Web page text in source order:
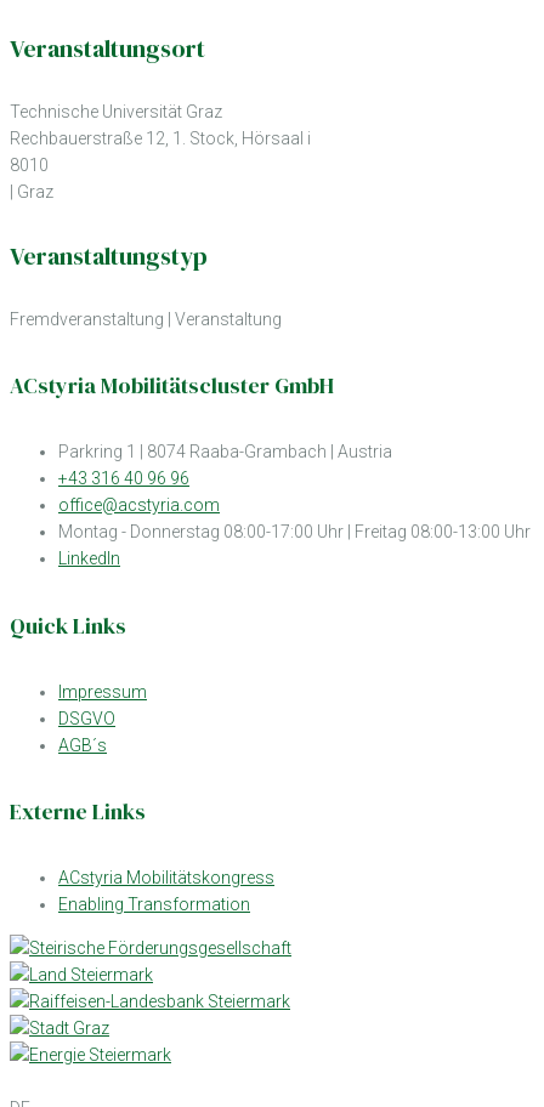
Veranstaltungsort
Technische Universität Graz
Rechbauerstraße 12, 1. Stock, Hörsaal i
8010
| Graz
Veranstaltungstyp
Fremdveranstaltung Veranstaltung
ACstyria Mobilitätscluster GmbH
Parkring 1 | 8074 Raaba-Grambach | Austria
+43 316 40 96 96
office@acstyria.com
Montag - Donnerstag 08:00-17:00 Uhr | Freitag 08:00-13:00 Uhr
LinkedIn
Quick Links
Impressum
DSGVO
AGB´s
Externe Links
ACstyria Mobilitätskongress
Enabling Transformation